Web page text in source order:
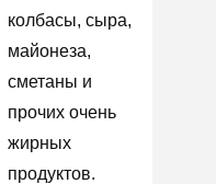
колбасы, сыра,
майонеза,
сметаны и
прочих очень
жирных
продуктов.